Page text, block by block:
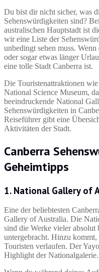
Du bist dir nicht sicher, was
Sehenswürdigkeiten sind?
australischen Hauptstadt ist
wir eine Liste der
unbedingt sehen muss.
oder sogar etwas länger
eine tolle Stadt Canberra ist.
Die Touristenattraktionen
National Science Museum,
beeindruckende National
Sehenswürdigkeiten in
Reiseführer gibt eine
Aktivitäten der Stadt.
Canberra
Geheimtipps
1. National Gallery of
Eine der beliebtesten
Gallery of Australia. Die
sind die Werke vieler
untergebracht. Hinzu
Touristen verlaufen. Der
Highlight der Nationalgalerie.